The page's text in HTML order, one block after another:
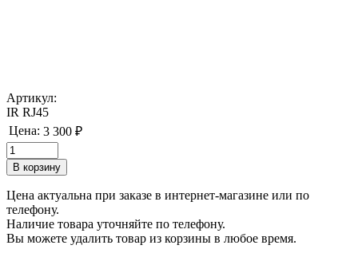
Артикул:
IR RJ45
Цена: 3 300 ₽
Цена актуальна при заказе в интернет-магазине или по
телефону.
Наличие товара уточняйте по телефону.
Вы можете удалить товар из корзины в любое время.